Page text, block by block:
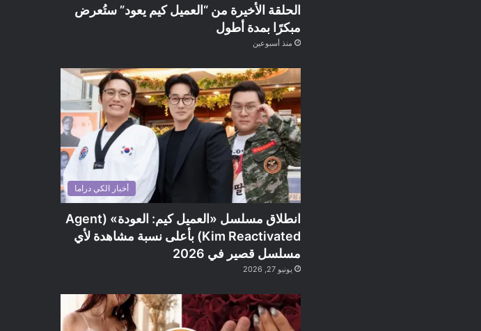
الحلقة الأخيرة من “العميل كيم يعود” ستُعرض
مبكرًا بمدة أطول
منذ أسبوعين
أخبار الكي دراما
انطلاق مسلسل «العميل كيم: العودة» (Agent
Kim Reactivated) بأعلى نسبة مشاهدة لأي
مسلسل قصير في 2026
يونيو 27, 2026